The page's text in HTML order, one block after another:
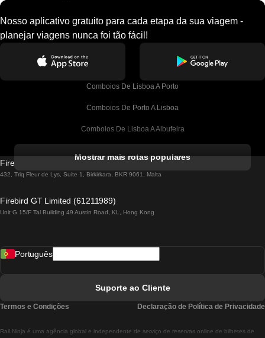
Nosso aplicativo gratuito para cada etapa da sua viagem -
planejar viagens nunca foi tão fácil!
Comboios De Lisboa A Porto
Comboios De Porto A Lisboa
Comboios De Lisboa A Albufeira
Comboios De Lisboa A Lagos
Comboios De Lisboa A Madrid
Mostrar mais rotas populares
Firebird GT Limited (OC 1451)
432, Triq Fleur de Lys, Suite 1, Birkirkara, BKR 9061, Malta
Firebird GT Limited (61211989)
Unit G 15/F Tal Building 49 Austin Road, KL, Hong Kong
Rail.Ninja é uma agência global e independente de serviço de reservas online de bilhetes de
Português
Suporte ao Cliente
Termos e Condições Declaração de Política de Privacidade